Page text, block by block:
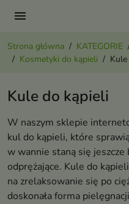
menu
Strona główna KATEGORIE
Kosmetyki do kąpieli
Kule do kąpieli
W naszym sklepie
kul do kąpieli, które
w wannie staną się
odprężające. Kule do
na zrelaksowanie się po
doskonała forma